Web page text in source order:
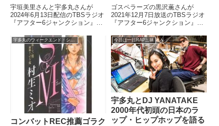
デス・ロード』イズムを語
る
宇垣美里さんと宇多丸さんが
2024年6月13日配信のTBSラジオ
『アフター6ジャンクション』放
クス:フュリオサ』についてトー
ク。その中で朝ドラ『虎に翼』脚
本家の吉田恵里香さんが『マッド
マックス 怒りのデス・ロード』
から大きな影響を受けていること
に触れ、『虎に翼』内の『マッド
マックス』的要素について話して
いました。
ゴスペラーズの黒沢薫さんが
2021年12月7日放送のTBSラジオ
『アフター6ジャンクション』の
つ、紹介。そのうちのひとつとし
て幡ヶ谷の喫茶 壁と卵のポーク
ビンダルーについて話していまし
た。
宇多丸のウィークエンド・シャッフル
コンバットREC推薦ゴラク
今日は一日RAP三昧
宇多丸とDJ YANATAKE
2000年代初頭の日本のラ
ップ・ヒップホップを語る